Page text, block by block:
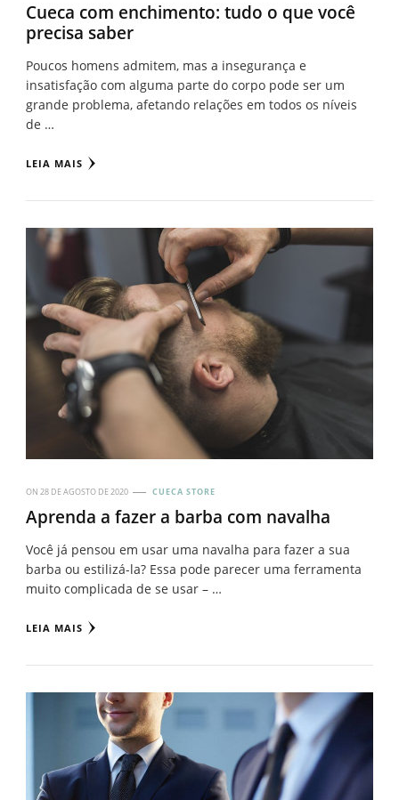
Cueca com enchimento: tudo o que você
precisa saber
Poucos homens admitem, mas a insegurança e
insatisfação com alguma parte do corpo pode ser um
grande problema, afetando relações em todos os níveis
de …
LEIA MAIS
ON 28 DE AGOSTO DE 2020 CUECA STORE
Aprenda a fazer a barba com navalha
Você já pensou em usar uma navalha para fazer a sua
barba ou estilizá-la? Essa pode parecer uma ferramenta
muito complicada de se usar – …
LEIA MAIS